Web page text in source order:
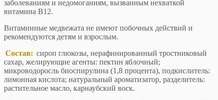
заболеваниям и недомоганиям, вызванным нехваткой
витамина В12.
Витаминные медвежата не имеют побочных действий и
рекомендуются детям и взрослым.
Состав: сироп глюкозы, нерафинированный тростниковый
сахар, желирующие агенты: пектин яблочный;
микроводоросль биоспирулина (1,8 процента), подкислитель:
лимонная кислота; натуральный ароматизатор, разделитель:
растительное масло, карнаубский воск.